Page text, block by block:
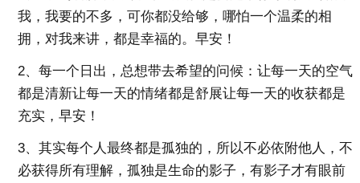
我，我要的不多，可你都没给够，哪怕一个温柔的相
拥，对我来讲，都是幸福的。早安！
2、每一个日出，总想带去希望的问候：让每一天的空气
都是清新让每一天的情绪都是舒展让每一天的收获都是
充实，早安！
3、其实每个人最终都是孤独的，所以不必依附他人，不
必获得所有理解，孤独是生命的影子，有影子才有眼前